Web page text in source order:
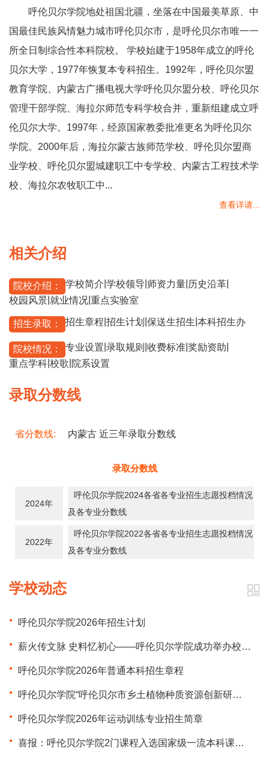
呼伦贝尔学院地处祖国北疆，坐落在中国最美草原、中
国最佳民族风情魅力城市呼伦贝尔市，是呼伦贝尔市唯一一
所全日制综合性本科院校。 学校始建于1958年成立的呼伦
贝尔大学，1977年恢复本专科招生。1992年，呼伦贝尔盟
教育学院、内蒙古广播电视大学呼伦贝尔盟分校、呼伦贝尔
管理干部学院、海拉尔师范专科学校合并，重新组建成立呼
伦贝尔大学。1997年，经原国家教委批准更名为呼伦贝尔
学院。2000年后，海拉尔蒙古族师范学校、呼伦贝尔盟商
业学校、呼伦贝尔盟城建职工中专学校、内蒙古工程技术学
校、海拉尔农牧职工中...
查看详请...
相关介绍
院校介绍： 学校简介 学校领导 师资力量 历史沿革
校园风景 就业情况 重点实验室
招生录取： 招生章程 招生计划 保送生招生 本科招生办
院校情况： 专业设置 录取规则 收费标准 奖励资助
重点学科 校歌 院系设置
录取分数线
省分数线: 内蒙古 近三年录取分数线
录取分数线
2024年
呼伦贝尔学院2024各省各专业招生志愿投档情况
及各专业分数线
2022年
呼伦贝尔学院2022各省各专业招生志愿投档情况
及各专业分数线
学校动态
呼伦贝尔学院2026年招生计划
薪火传文脉 史料忆初心——呼伦贝尔学院成功举办校史资料捐赠仪式
呼伦贝尔学院2026年普通本科招生章程
呼伦贝尔学院“呼伦贝尔市乡土植物种质资源创新研究与应用”重点实验室获市级授牌
呼伦贝尔学院2026年运动训练专业招生简章
喜报：呼伦贝尔学院2门课程入选国家级一流本科课程、25门课程入选自治区级一流本科课程